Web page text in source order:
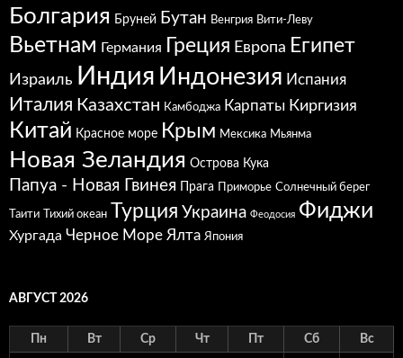
Болгария Бруней Бутан Венгрия Вити-Леву
Вьетнам Германия Греция Европа Египет
Израиль Индия Индонезия Испания
Италия Казахстан Камбоджа Карпаты Киргизия
Китай Красное море Крым Мексика Мьянма
Новая Зеландия Острова Кука
Папуа - Новая Гвинея Прага Приморье Солнечный берег
Таити Тихий океан Турция Украина Феодосия Фиджи
Хургада Черное Море Ялта Япония
АВГУСТ 2026
Пн Вт Ср Чт Пт Сб Вс